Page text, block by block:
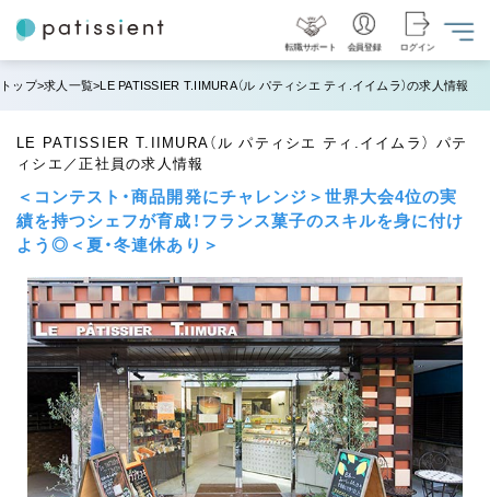
転職サポート 会員登録 ログイン
トップ 求人一覧 LE PATISSIER T.IIMURA（ル パティシエ ティ.イイムラ）の求人情報
LE PATISSIER T.IIMURA（ル パティシエ ティ.イイムラ） パテ
ィシエ／正社員の求人情報
＜コンテスト・商品開発にチャレンジ＞世界大会4位の実
績を持つシェフが育成！フランス菓子のスキルを身に付け
よう◎＜夏・冬連休あり＞